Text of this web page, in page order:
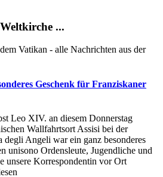
...
Vatikan - alle Nachrichten aus der
Geschenk für Franziskaner
Leo XIV. an diesem Donnerstag
Wallfahrtsort Assisi bei der
degli Angeli war ein ganz besonderes
unisono Ordensleute, Jugendliche und
unsere Korrespondentin vor Ort